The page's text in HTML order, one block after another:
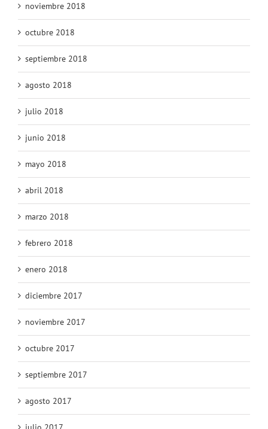
noviembre 2018
octubre 2018
septiembre 2018
agosto 2018
julio 2018
junio 2018
mayo 2018
abril 2018
marzo 2018
febrero 2018
enero 2018
diciembre 2017
noviembre 2017
octubre 2017
septiembre 2017
agosto 2017